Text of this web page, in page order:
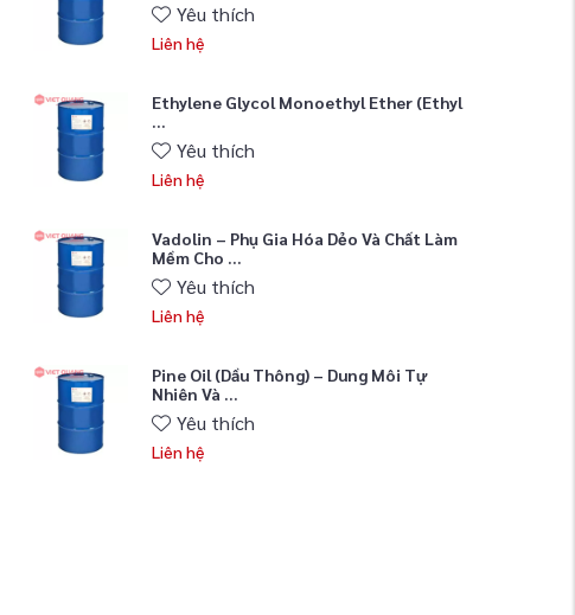
Yêu thích
Liên hệ
Ethylene Glycol Monoethyl Ether (Ethyl
...
Yêu thích
Liên hệ
Vadolin – Phụ Gia Hóa Dẻo Và Chất Làm
Mềm Cho ...
Yêu thích
Liên hệ
Pine Oil (Dầu Thông) – Dung Môi Tự
Nhiên Và ...
Yêu thích
Liên hệ